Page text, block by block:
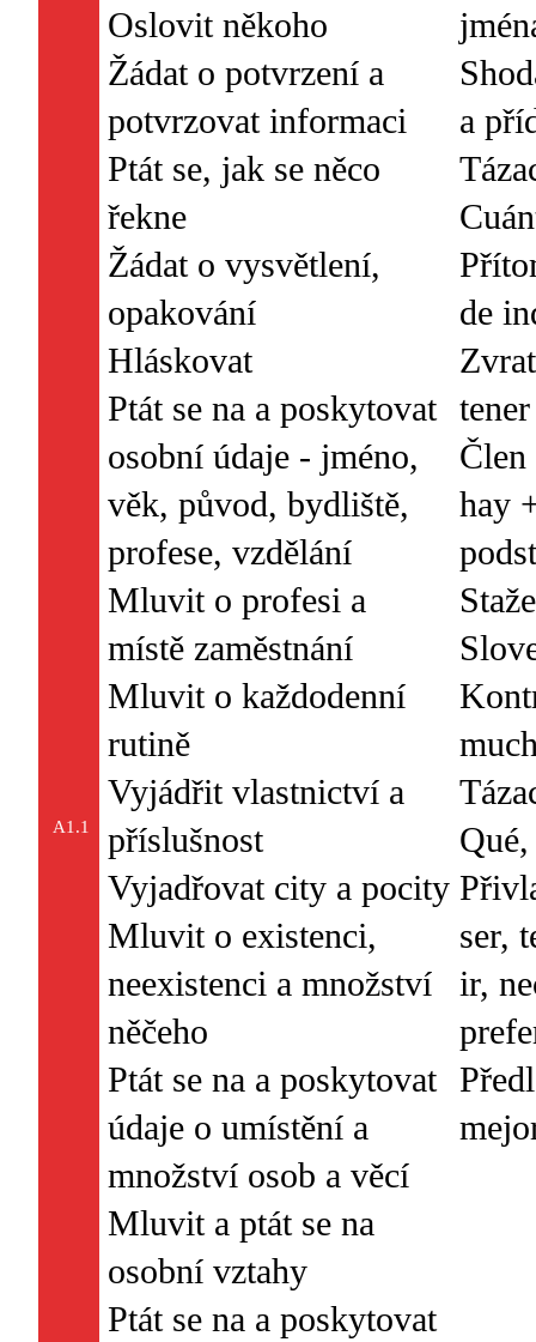
A1.1
Oslovit někoho
Žádat o potvrzení a
potvrzovat informaci
Ptát se, jak se něco
řekne
Žádat o vysvětlení,
opakování
Hláskovat
Ptát se na a poskytovat
osobní údaje - jméno,
věk, původ, bydliště,
profese, vzdělání
Mluvit o profesi a
místě zaměstnání
Mluvit o každodenní
rutině
Vyjádřit vlastnictví a
příslušnost
Vyjadřovat city a pocity
Mluvit o existenci,
neexistenci a množství
něčeho
Ptát se na a poskytovat
údaje o umístění a
množství osob a věcí
Mluvit a ptát se na
osobní vztahy
Ptát se na a poskytovat
a
de
tener
hay
ser,
ir,